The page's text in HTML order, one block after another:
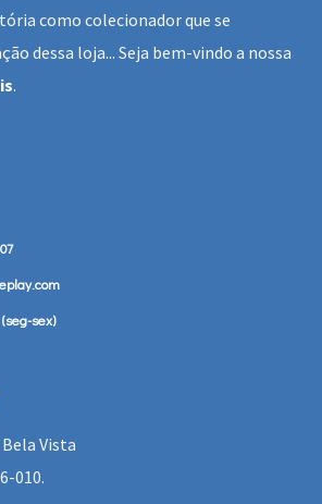
como colecionador que se
dessa loja... Seja bem-vindo a nossa
.
sex)
Vista
010.